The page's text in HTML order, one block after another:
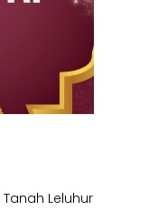
Leluhur